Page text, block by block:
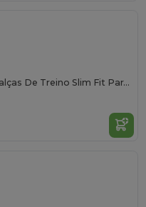
JAKE WOMEN Calças De Treino Slim Fit Para Senhora